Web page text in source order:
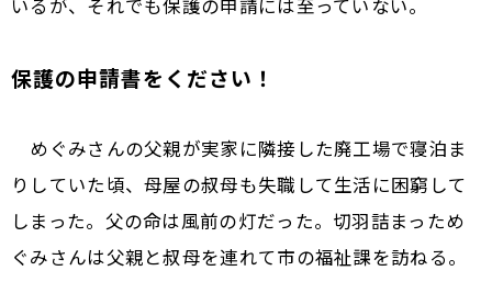
いるが、それでも保護の申請には至っていない。
保護の申請書をください！
めぐみさんの父親が実家に隣接した廃工場で寝泊ま
りしていた頃、母屋の叔母も失職して生活に困窮して
しまった。父の命は風前の灯だった。切羽詰まっため
ぐみさんは父親と叔母を連れて市の福祉課を訪ねる。